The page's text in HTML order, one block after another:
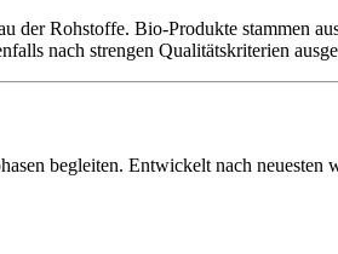
der Rohstoffe. Bio-Produkte stammen
nach strengen Qualitätskriterien
begleiten. Entwickelt nach neuesten